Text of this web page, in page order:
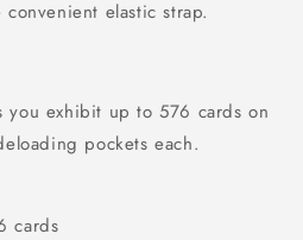
elastic strap.
you exhibit up to 576 cards on
pockets each.
cards